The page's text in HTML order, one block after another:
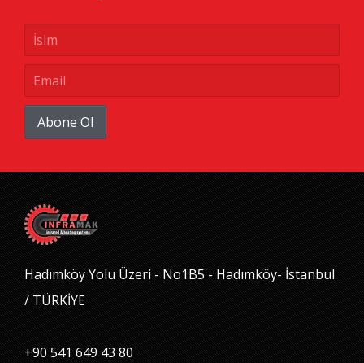
Abone Ol
Hadımköy Yolu Üzeri - No1B5 - Hadımköy- İstanbul
/ TÜRKİYE
+90 541 649 43 80